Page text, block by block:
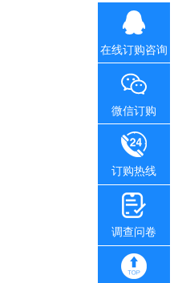
在线订购咨询
微信订购
订购热线
调查问卷